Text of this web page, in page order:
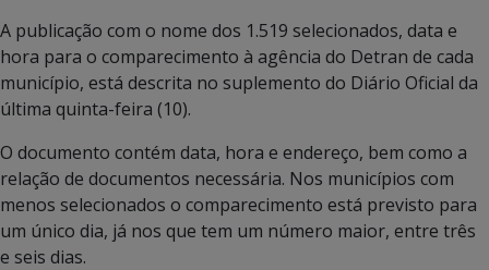
A publicação com o nome dos 1.519 selecionados, data e
hora para o comparecimento à agência do Detran de cada
município, está descrita no suplemento do Diário Oficial da
última quinta-feira (10).
O documento contém data, hora e endereço, bem como a
relação de documentos necessária. Nos municípios com
menos selecionados o comparecimento está previsto para
um único dia, já nos que tem um número maior, entre três
e seis dias.